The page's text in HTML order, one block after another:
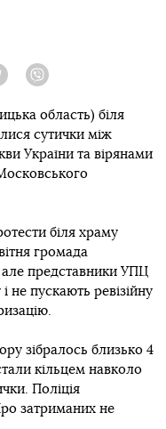
TelegramViber
область) біля
сутички між
України та вірянами
біля храму
громада
представники УПЦ
не пускають ревізійну
зібралось близько 4
кільцем навколо
Поліція
затриманих не